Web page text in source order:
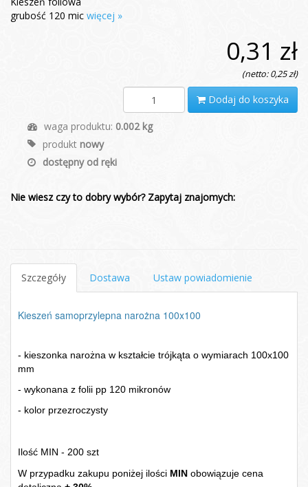
grubość 120 mic więcej »
0,31 zł
(netto: 0,25 zł)
Dodaj do koszyka
waga produktu: 0.002 kg
produkt nowy
dostępny od ręki
Nie wiesz czy to dobry wybór? Zapytaj znajomych:
Szczegóły Dostawa Ustaw powiadomienie
Kieszeń samoprzylepna narożna 100x100
- kieszonka narożna w kształcie trójkąta o wymiarach 100x100
mm
- wykonana z folii pp 120 mikronów
- kolor przezroczysty
Ilość MIN - 200 szt
W przypadku zakupu poniżej ilości MIN obowiązuje cena